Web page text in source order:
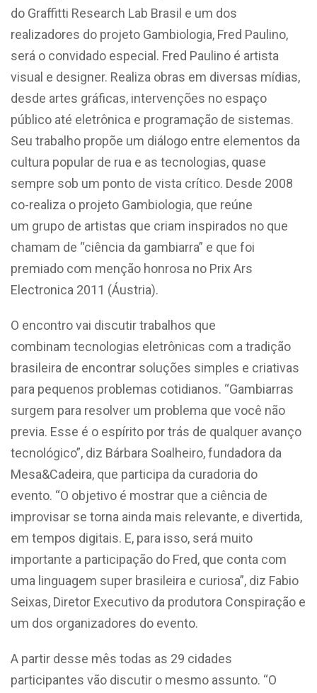
do Graffitti Research Lab Brasil e um dos
realizadores do projeto Gambiologia, Fred Paulino,
será o convidado especial. Fred Paulino é artista
visual e designer. Realiza obras em diversas mídias,
desde artes gráficas, intervenções no espaço
público até eletrônica e programação de sistemas.
Seu trabalho propõe um diálogo entre elementos da
cultura popular de rua e as tecnologias, quase
sempre sob um ponto de vista crítico. Desde 2008
co-realiza o projeto Gambiologia, que reúne
um grupo de artistas que criam inspirados no que
chamam de “ciência da gambiarra” e que foi
premiado com menção honrosa no Prix Ars
Electronica 2011 (Áustria).
O encontro vai discutir trabalhos que
combinam tecnologias eletrônicas com a tradição
brasileira de encontrar soluções simples e criativas
para pequenos problemas cotidianos. “Gambiarras
surgem para resolver um problema que você não
previa. Esse é o espírito por trás de qualquer avanço
tecnológico”, diz Bárbara Soalheiro, fundadora da
Mesa&Cadeira, que participa da curadoria do
evento. “O objetivo é mostrar que a ciência de
improvisar se torna ainda mais relevante, e divertida,
em tempos digitais. E, para isso, será muito
importante a participação do Fred, que conta com
uma linguagem super brasileira e curiosa”, diz Fabio
Seixas, Diretor Executivo da produtora Conspiração e
um dos organizadores do evento.
A partir desse mês todas as 29 cidades
participantes vão discutir o mesmo assunto. “O